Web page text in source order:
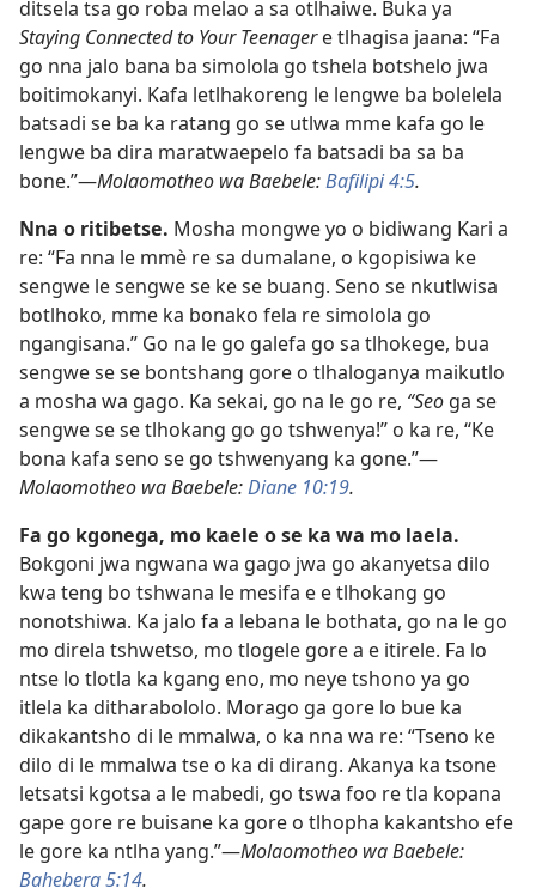
ditsela tsa go roba melao a sa otlhaiwe. Buka ya
Staying Connected to Your Teenagere tlhagisa jaana: “Fa
go nna jalo bana ba simolola go tshela botshelo jwa
boitimokanyi. Kafa letlhakoreng le lengwe ba bolelela
batsadi se ba ka ratang go se utlwa mme kafa go le
lengwe ba dira maratwaepelo fa batsadi ba sa ba
bone.”—Molaomotheo wa Baebele:Bafilipi 4:5.
Nna o ritibetse. Mosha mongwe yo o bidiwang Kari a
re: “Fa nna le mmè re sa dumalane, o kgopisiwa ke
sengwe le sengwe se ke se buang. Seno se nkutlwisa
botlhoko, mme ka bonako fela re simolola go
ngangisana.” Go na le go galefa go sa tlhokege, bua
sengwe se se bontshang gore o tlhaloganya maikutlo
a mosha wa gago. Ka sekai, go na le go re, “Seo ga se
sengwe se se tlhokang go go tshwenya!” o ka re, “Ke
bona kafa seno se go tshwenyang ka gone.”—
Molaomotheo wa Baebele:Diane 10:19.
Fa go kgonega, mo kaele o se ka wa mo laela.
Bokgoni jwa ngwana wa gago jwa go akanyetsa dilo
kwa teng bo tshwana le mesifa e e tlhokang go
nonotshiwa. Ka jalo fa a lebana le bothata, go na le go
mo direla tshwetso, mo tlogele gore a e itirele. Fa lo
ntse lo tlotla ka kgang eno, mo neye tshono ya go
itlela ka ditharabololo. Morago ga gore lo bue ka
dikakantsho di le mmalwa, o ka nna wa re: “Tseno ke
dilo di le mmalwa tse o ka di dirang. Akanya ka tsone
letsatsi kgotsa a le mabedi, go tswa foo re tla kopana
gape gore re buisane ka gore o tlhopha kakantsho efe
le gore ka ntlha yang.”—Molaomotheo wa Baebele:
Bahebera 5:14.